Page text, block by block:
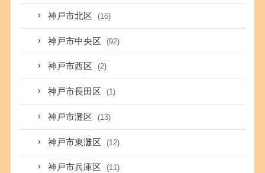
神戸市北区 (16)
神戸市中央区 (92)
神戸市西区 (2)
神戸市長田区 (1)
神戸市灘区 (13)
神戸市東灘区 (12)
神戸市兵庫区 (11)